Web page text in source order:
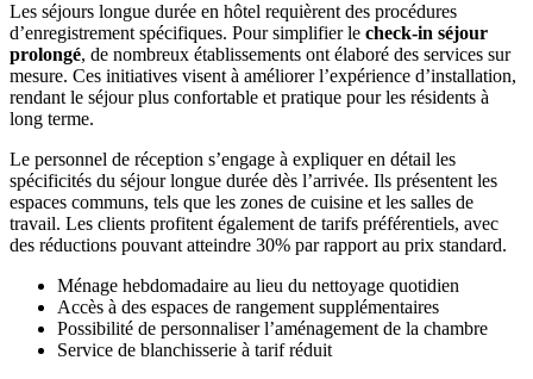
Les séjours longue durée en hôtel requièrent des procédures
d’enregistrement spécifiques. Pour simplifier le check-in séjour
prolongé, de nombreux établissements ont élaboré des services sur
mesure. Ces initiatives visent à améliorer l’expérience d’installation,
rendant le séjour plus confortable et pratique pour les résidents à
long terme.
Le personnel de réception s’engage à expliquer en détail les
spécificités du séjour longue durée dès l’arrivée. Ils présentent les
espaces communs, tels que les zones de cuisine et les salles de
travail. Les clients profitent également de tarifs préférentiels, avec
des réductions pouvant atteindre 30% par rapport au prix standard.
Ménage hebdomadaire au lieu du nettoyage quotidien
Accès à des espaces de rangement supplémentaires
Possibilité de personnaliser l’aménagement de la chambre
Service de blanchisserie à tarif réduit